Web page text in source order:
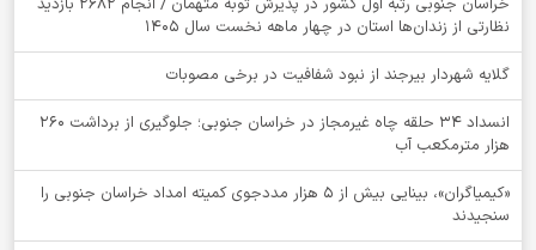
نظارتی از زندان‌ها استان در چهار ماهه نخست سال 1405
گلایه شهردار بیرجند از نبود شفافیت در برخی مصوبات
انسداد ۳۴ حلقه چاه غیرمجاز در خراسان جنوبی؛ جلوگیری از برداشت ۲۶۰
هزار مترمکعب آب
«کیمیاگران»، بینایی بیش از ۵ هزار مددجوی کمیته امداد خراسان جنوبی را
سنجیدند